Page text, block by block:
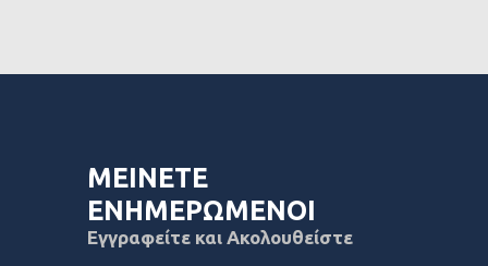
ΜΕΙΝΕΤΕ
ΕΝΗΜΕΡΩΜΕΝΟΙ
Εγγραφείτε και Ακολουθείστε